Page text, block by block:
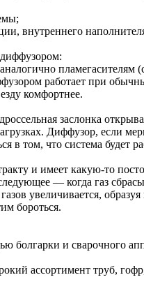
внутреннего
диффузором:
работает при
комфортнее.
заслонка
Диффузор, если
в том, что система будет
и имеет какую-то
— когда газ
увеличивается,
бороться.
болгарки и сварочного
ассортимент труб,